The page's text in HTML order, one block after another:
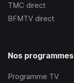
TMC direct
BFMTV direct
Nos programmes
Programme TV